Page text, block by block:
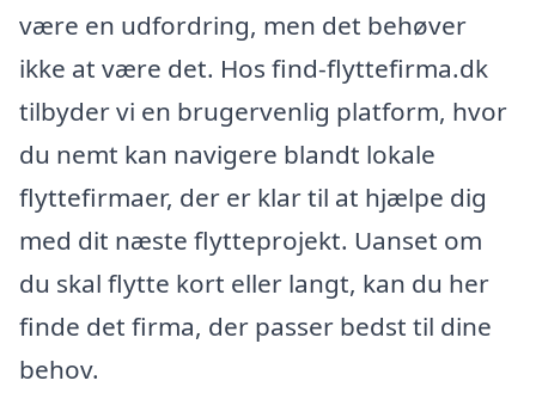
være en udfordring, men det behøver
ikke at være det. Hos find-flyttefirma.dk
tilbyder vi en brugervenlig platform, hvor
du nemt kan navigere blandt lokale
flyttefirmaer, der er klar til at hjælpe dig
med dit næste flytteprojekt. Uanset om
du skal flytte kort eller langt, kan du her
finde det firma, der passer bedst til dine
behov.